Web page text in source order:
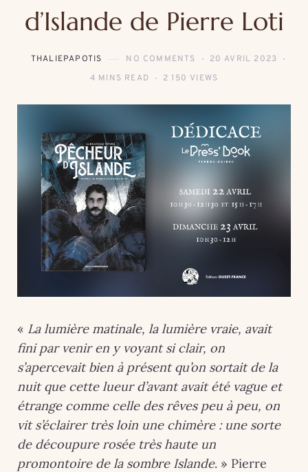
d’Islande de Pierre Loti
THALIEPAPOTIS NO COMMENTS
20 AVRIL 2023
4 MINS READ
2 150 VIEWS
« La lumière matinale, la lumière vraie, avait
fini par venir en y voyant si clair, on
s’apercevait bien à présent qu’on sortait de la
nuit que cette lueur d’avant avait été vague et
étrange comme celle des rêves peu à peu, on
vit s’éclairer très loin une chimère : une sorte
de découpure rosée très haute un
promontoire de la sombre Islande. » Pierre